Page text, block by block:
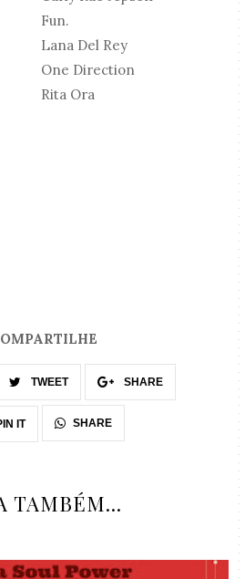
Fun.
Lana Del Rey
One Direction
Rita Ora
TWEET SHARE
IT SHARE
TAMBÉM...